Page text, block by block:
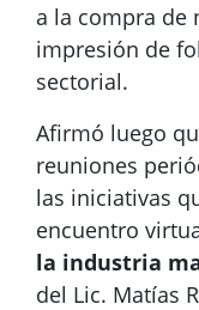
a la compra de
impresión de
sectorial.
Afirmó luego
reuniones
las iniciativas
encuentro
la industria
del Lic. Matías